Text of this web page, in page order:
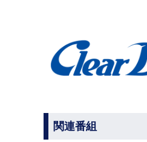
関連番組